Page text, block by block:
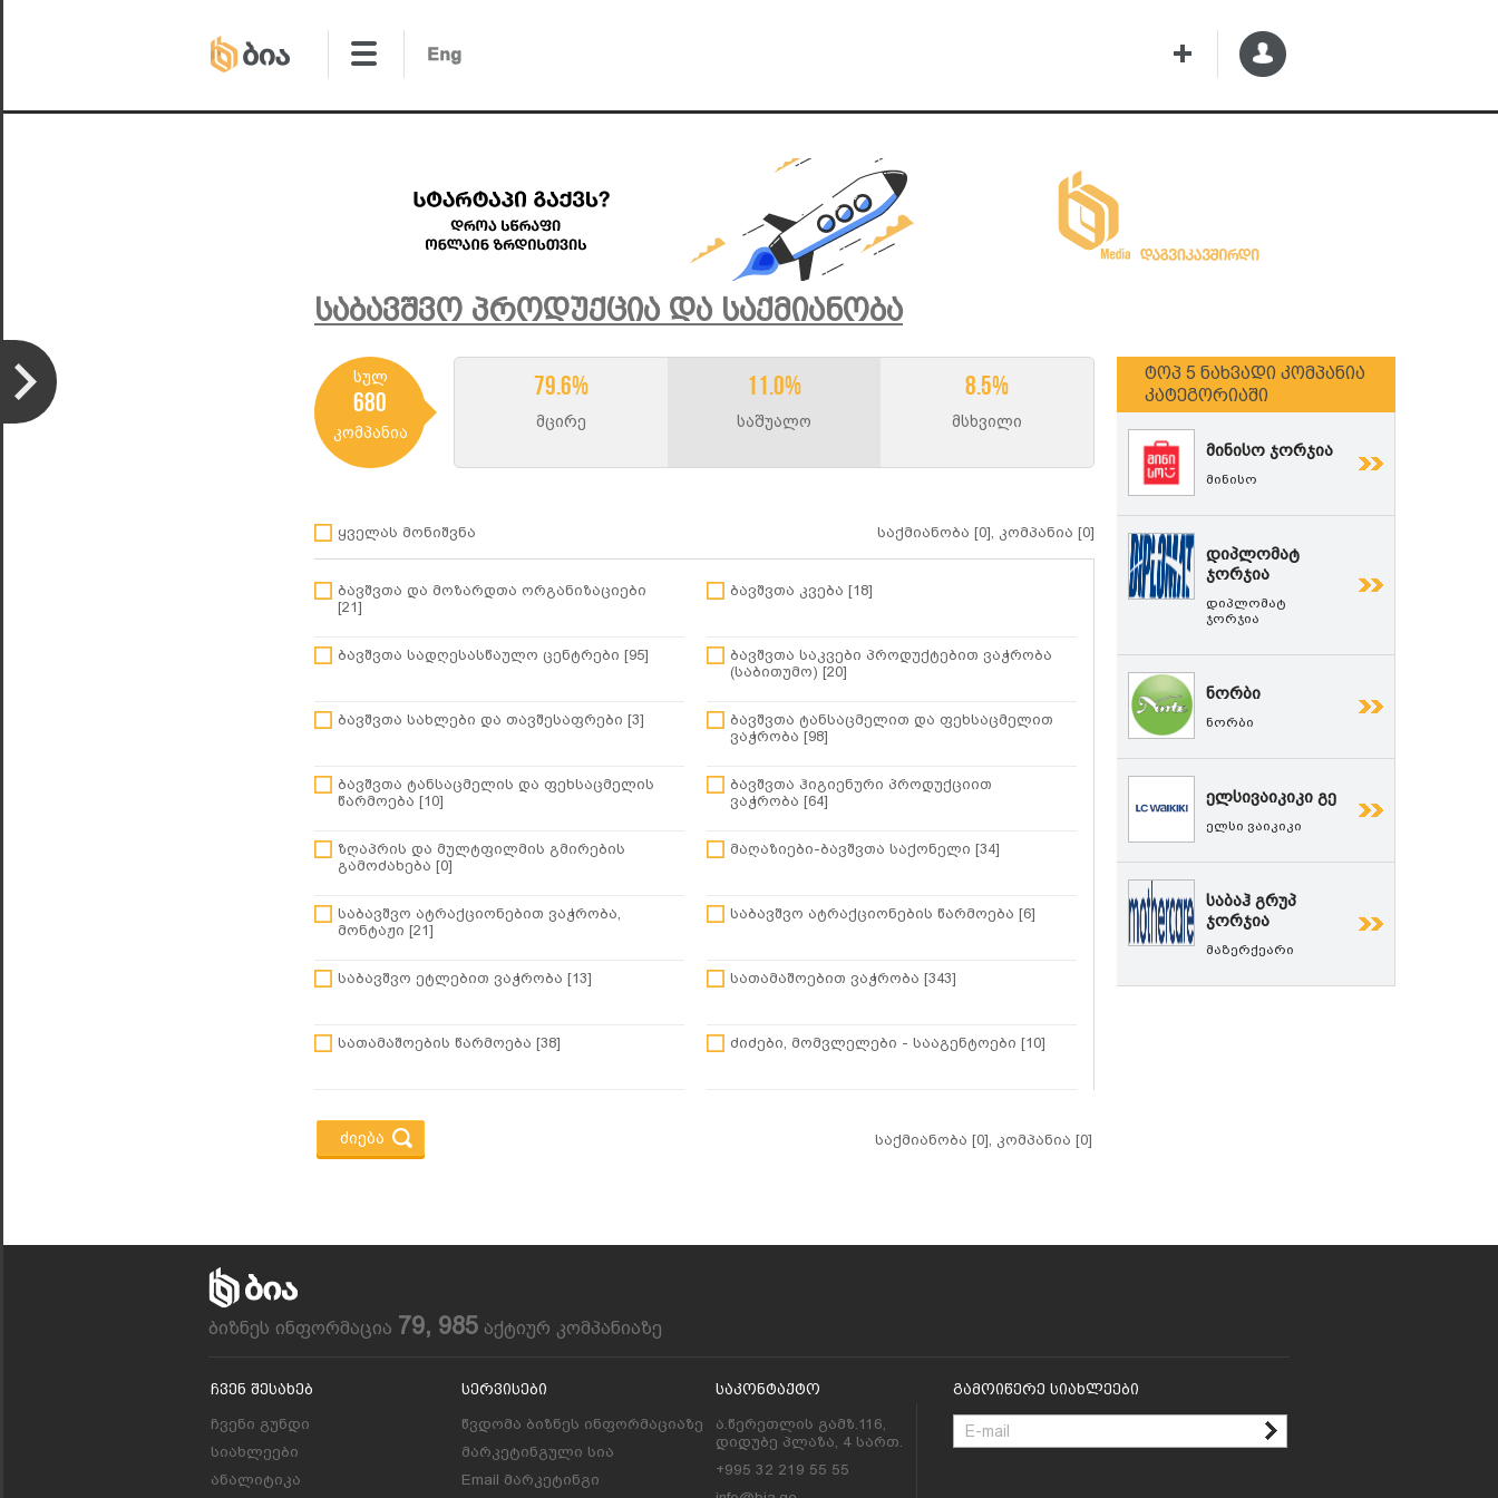
Საბავშვო Პროდუქცია Და Საქმიანობა
სულ
680
კომპანია
79.6%
მცირე
11.0%
საშუალო
8.5%
მსხვილი
ყველას მონიშვნა საქმიანობა [0], კომპანია [0]
ბავშვთა და მოზარდთა ორგანიზაციები
[21]
ბავშვთა კვება [18]
ბავშვთა სადღესასწაულო ცენტრები [95]
ბავშვთა საკვები პროდუქტებით ვაჭრობა
(საბითუმო) [20]
ბავშვთა სახლები და თავშესაფრები [3]
ბავშვთა ტანსაცმელით და ფეხსაცმელით
ვაჭრობა [98]
ბავშვთა ტანსაცმელის და ფეხსაცმელის
წარმოება [10]
ბავშვთა ჰიგიენური პროდუქციით
ვაჭრობა [64]
ზღაპრის და მულტფილმის გმირების
გამოძახება [0]
მაღაზიები-ბავშვთა საქონელი [34]
საბავშვო ატრაქციონებით ვაჭრობა,
მონტაჟი [21]
საბავშვო ატრაქციონების წარმოება [6]
საბავშვო ეტლებით ვაჭრობა [13] სათამაშოებით ვაჭრობა [343]
სათამაშოების წარმოება [38] ძიძები, მომვლელები - სააგენტოები [10]
საქმიანობა [0], კომპანია [0]
Ტოპ 5 Ნახვადი Კომპანია
Კატეგორიაში
მინისო ჯორჯია
მინისო
დიპლომატ
ჯორჯია
დიპლომატ
ჯორჯია
ნორბი
ნორბი
ელსივაიკიკი გე
ელსი ვაიკიკი
საბაჰ გრუპ
ჯორჯია
მაზერქეარი
ბიზნეს ინფორმაცია 79, 985 აქტიურ კომპანიაზე
Ჩვენ Შესახებ
ჩვენი გუნდი
სიახლეები
ანალიტიკა
Სერვისები
წვდომა ბიზნეს ინფორმაციაზე
მარკეტინგული სია
Email მარკეტინგი
Საკონტაქტო
ა.წერეთლის გამზ.116,
დიდუბე პლაზა, 4 სართ.
+995 32 219 55 55
Გამოიწერე Სიახლეები